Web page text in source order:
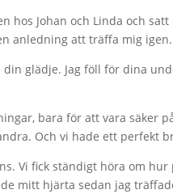
hos Johan och Linda och
anledning att träffa mig
glädje. Jag föll för dina
bara för att vara säker
Och vi hade ett perfekt
Vi fick ständigt höra om
mitt hjärta sedan jag